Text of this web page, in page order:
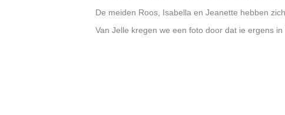
De meiden Roos, Isabella en Jeanette hebben
Van Jelle kregen we een foto door dat ie ergens